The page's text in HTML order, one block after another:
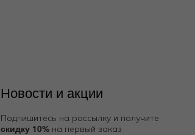
Новости и акции
Подпишитесь на рассылку и получите
скидку 10%на первый заказ